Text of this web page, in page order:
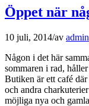
Öppet när
10 juli, 2014/av admin
Någon i det här
sommaren i rad,
Butiken är ett café
och andra
möjliga nya och